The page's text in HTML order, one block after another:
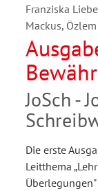
Franziska
Mackus,
JoSch -
Die erste
Leitthema